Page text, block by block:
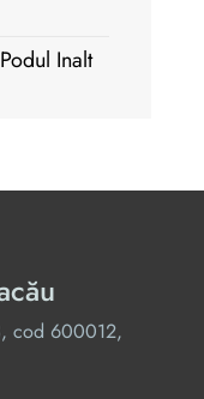
Inalt
cod 600012,